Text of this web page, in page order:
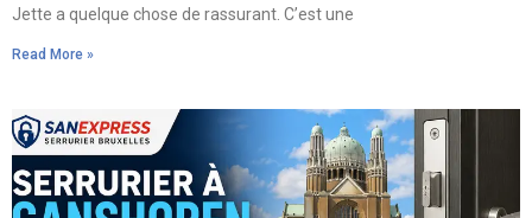
Jette a quelque chose de rassurant. C’est une
Read More »